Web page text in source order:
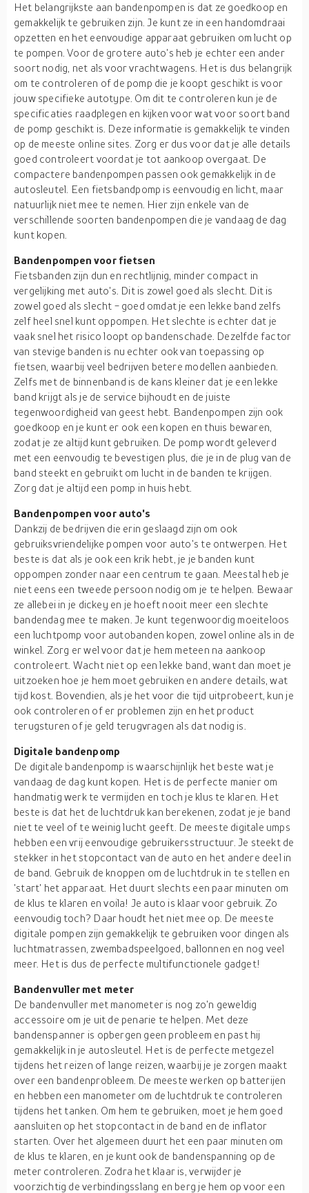
Het belangrijkste aan bandenpompen is dat ze goedkoop en
gemakkelijk te gebruiken zijn. Je kunt ze in een handomdraai
opzetten en het eenvoudige apparaat gebruiken om lucht op
te pompen. Voor de grotere auto's heb je echter een ander
soort nodig, net als voor vrachtwagens. Het is dus belangrijk
om te controleren of de pomp die je koopt geschikt is voor
jouw specifieke autotype. Om dit te controleren kun je de
specificaties raadplegen en kijken voor wat voor soort band
de pomp geschikt is. Deze informatie is gemakkelijk te vinden
op de meeste online sites. Zorg er dus voor dat je alle details
goed controleert voordat je tot aankoop overgaat. De
compactere bandenpompen passen ook gemakkelijk in de
autosleutel. Een fietsbandpomp is eenvoudig en licht, maar
natuurlijk niet mee te nemen. Hier zijn enkele van de
verschillende soorten bandenpompen die je vandaag de dag
kunt kopen.
Bandenpompen voor fietsen
Fietsbanden zijn dun en rechtlijnig, minder compact in
vergelijking met auto's. Dit is zowel goed als slecht. Dit is
zowel goed als slecht - goed omdat je een lekke band zelfs
zelf heel snel kunt oppompen. Het slechte is echter dat je
vaak snel het risico loopt op bandenschade. Dezelfde factor
van stevige banden is nu echter ook van toepassing op
fietsen, waarbij veel bedrijven betere modellen aanbieden.
Zelfs met de binnenband is de kans kleiner dat je een lekke
band krijgt als je de service bijhoudt en de juiste
tegenwoordigheid van geest hebt. Bandenpompen zijn ook
goedkoop en je kunt er ook een kopen en thuis bewaren,
zodat je ze altijd kunt gebruiken. De pomp wordt geleverd
met een eenvoudig te bevestigen plus, die je in de plug van de
band steekt en gebruikt om lucht in de banden te krijgen.
Zorg dat je altijd een pomp in huis hebt.
Bandenpompen voor auto's
Dankzij de bedrijven die erin geslaagd zijn om ook
gebruiksvriendelijke pompen voor auto's te ontwerpen. Het
beste is dat als je ook een krik hebt, je je banden kunt
oppompen zonder naar een centrum te gaan. Meestal heb je
niet eens een tweede persoon nodig om je te helpen. Bewaar
ze allebei in je dickey en je hoeft nooit meer een slechte
bandendag mee te maken. Je kunt tegenwoordig moeiteloos
een luchtpomp voor autobanden kopen, zowel online als in de
winkel. Zorg er wel voor dat je hem meteen na aankoop
controleert. Wacht niet op een lekke band, want dan moet je
uitzoeken hoe je hem moet gebruiken en andere details, wat
tijd kost. Bovendien, als je het voor die tijd uitprobeert, kun je
ook controleren of er problemen zijn en het product
terugsturen of je geld terugvragen als dat nodig is.
Digitale bandenpomp
De digitale bandenpomp is waarschijnlijk het beste wat je
vandaag de dag kunt kopen. Het is de perfecte manier om
handmatig werk te vermijden en toch je klus te klaren. Het
beste is dat het de luchtdruk kan berekenen, zodat je je band
niet te veel of te weinig lucht geeft. De meeste digitale umps
hebben een vrij eenvoudige gebruikersstructuur. Je steekt de
stekker in het stopcontact van de auto en het andere deel in
de band. Gebruik de knoppen om de luchtdruk in te stellen en
'start' het apparaat. Het duurt slechts een paar minuten om
de klus te klaren en voila! Je auto is klaar voor gebruik. Zo
eenvoudig toch? Daar houdt het niet mee op. De meeste
digitale pompen zijn gemakkelijk te gebruiken voor dingen als
luchtmatrassen, zwembadspeelgoed, ballonnen en nog veel
meer. Het is dus de perfecte multifunctionele gadget!
Bandenvuller met meter
De bandenvuller met manometer is nog zo'n geweldig
accessoire om je uit de penarie te helpen. Met deze
bandenspanner is opbergen geen probleem en past hij
gemakkelijk in je autosleutel. Het is de perfecte metgezel
tijdens het reizen of lange reizen, waarbij je je zorgen maakt
over een bandenprobleem. De meeste werken op batterijen
en hebben een manometer om de luchtdruk te controleren
tijdens het tanken. Om hem te gebruiken, moet je hem goed
aansluiten op het stopcontact in de band en de inflator
starten. Over het algemeen duurt het een paar minuten om
de klus te klaren, en je kunt ook de bandenspanning op de
meter controleren. Zodra het klaar is, verwijder je
voorzichtig de verbindingsslang en berg je hem op voor een